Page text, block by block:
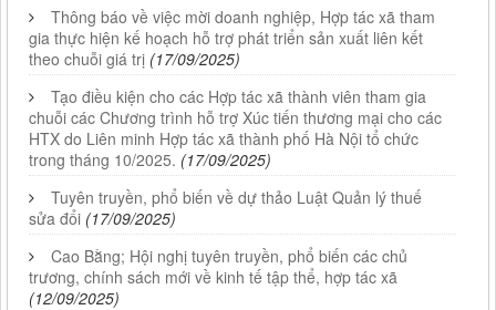
Thông báo về việc mời doanh nghiệp, Hợp tác xã tham
gia thực hiện kế hoạch hỗ trợ phát triển sản xuất liên kết
theo chuỗi giá trị (17/09/2025)
Tạo điều kiện cho các Hợp tác xã thành viên tham gia
chuỗi các Chương trình hỗ trợ Xúc tiến thương mại cho các
HTX do Liên minh Hợp tác xã thành phố Hà Nội tổ chức
trong tháng 10/2025. (17/09/2025)
Tuyên truyền, phổ biến về dự thảo Luật Quản lý thuế
sửa đổi (17/09/2025)
Cao Bằng; Hội nghị tuyên truyền, phổ biến các chủ
trương, chính sách mới về kinh tế tập thể, hợp tác xã
(12/09/2025)